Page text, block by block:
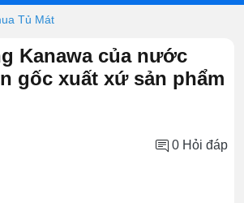
Tủ Mát
Kanawa của nước
gốc xuất xứ sản phẩm
0 Hỏi đáp